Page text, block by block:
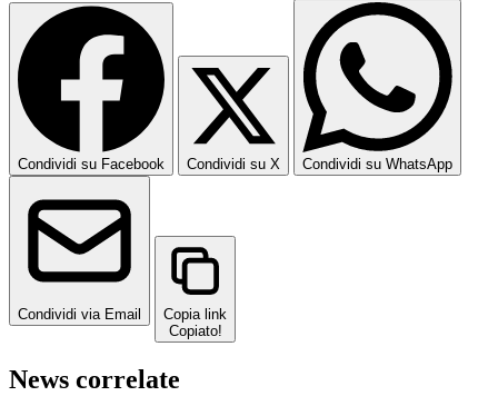
Condividi su Facebook Condividi su X Condividi su WhatsApp
Condividi via Email
Copia link
Copiato!
News correlate